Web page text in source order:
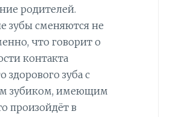
родителей.
зубы сменяются не
что говорит о
контакта
здорового зуба с
зубиком, имеющим
произойдёт в